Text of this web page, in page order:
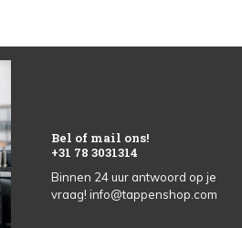
Bel of mail ons!
+31 78 3031314
Binnen 24 uur antwoord op je
vraag! info@tappenshop.com